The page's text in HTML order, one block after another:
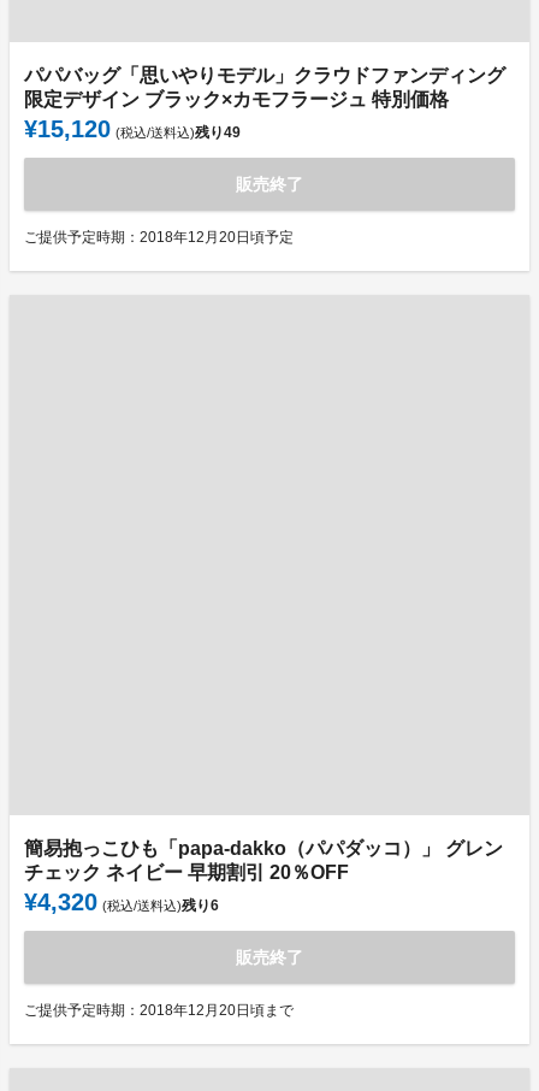
パパバッグ「思いやりモデル」クラウドファンディング
限定デザイン ブラック×カモフラージュ 特別価格
¥15,120 (税込/送料込)残り49
販売終了
ご提供予定時期：2018年12月20日頃予定
簡易抱っこひも「papa-dakko（パパダッコ）」 グレン
チェック ネイビー 早期割引 20％OFF
¥4,320 (税込/送料込)残り6
販売終了
ご提供予定時期：2018年12月20日頃まで